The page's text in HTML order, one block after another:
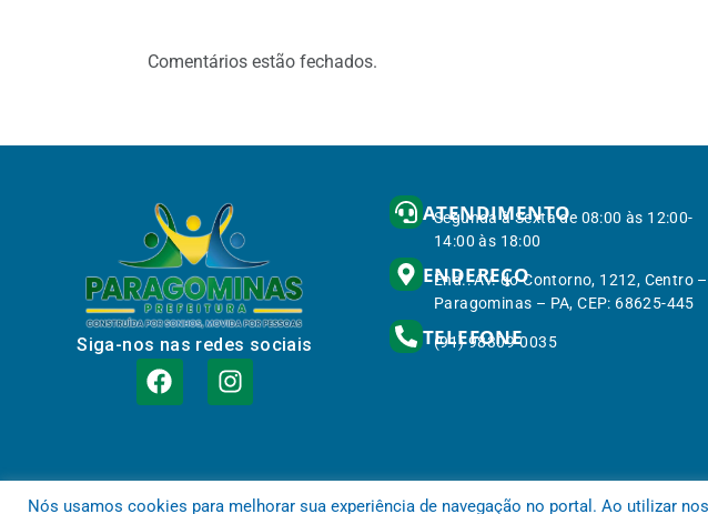
Comentários estão fechados.
Siga-nos nas redes sociais
ATENDIMENTO
Segunda à Sexta de 08:00 às 12:00-
14:00 às 18:00
ENDEREÇO
End.: Av. do Contorno, 1212, Centro –
Paragominas – PA, CEP: 68625-445
TELEFONE
(91) 98309-0035
Nós usamos cookies para melhorar sua experiência de navegação no portal. Ao utilizar